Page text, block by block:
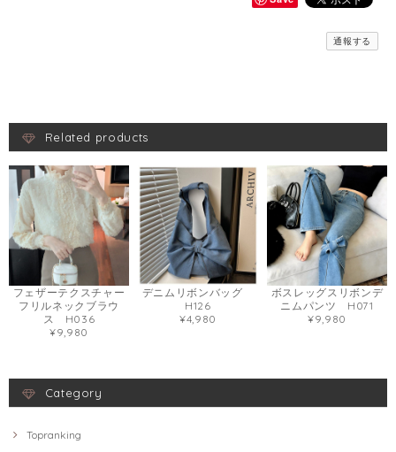
通報する
Related products
フェザーテクスチャー
フリルネックブラウ
ス H036
¥9,980
デニムリボンバッグ
H126
¥4,980
ボスレッグスリボンデ
ニムパンツ H071
¥9,980
Category
Topranking